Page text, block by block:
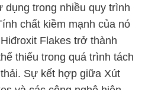
trong nhiều quy trình
chất kiềm mạnh của nó
Flakes trở thành
thiếu trong quá trình tách
Sự kết hợp giữa Xút